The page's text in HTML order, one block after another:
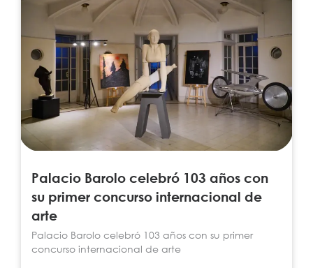
Palacio Barolo celebró 103 años con
su primer concurso internacional de
arte
Palacio Barolo celebró 103 años con su primer
concurso internacional de arte